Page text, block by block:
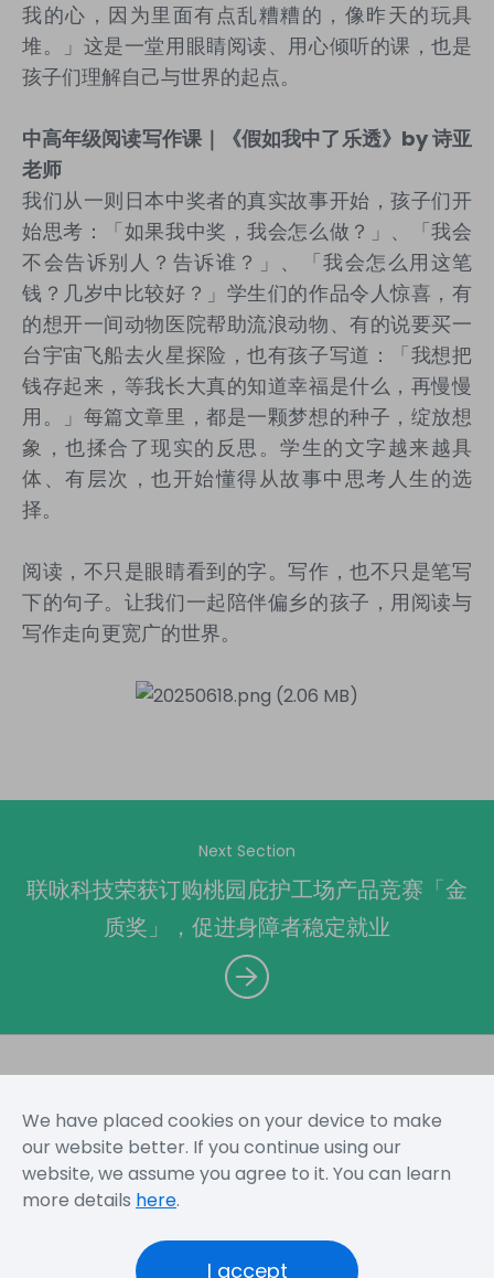
我的心，因为里面有点乱糟糟的，像昨天的玩具
堆。」这是一堂用眼睛阅读、用心倾听的课，也是
孩子们理解自己与世界的起点。
中高年级阅读写作课｜《假如我中了乐透》 by诗亚
老师
我们从一则日本中奖者的真实故事开始，孩子们开
始思考：「如果我中奖，我会怎么做？」、「我会
不会告诉别人？告诉谁？」、「我会怎么用这笔
钱？几岁中比较好？」学生们的作品令人惊喜，有
的想开一间动物医院帮助流浪动物、有的说要买一
台宇宙飞船去火星探险，也有孩子写道：「我想把
钱存起来，等我长大真的知道幸福是什么，再慢慢
用。」每篇文章里，都是一颗梦想的种子，绽放想
象，也揉合了现实的反思。学生的文字越来越具
体、有层次，也开始懂得从故事中思考人生的选
择。
阅读，不只是眼睛看到的字。写作，也不只是笔写
下的句子。让我们一起陪伴偏乡的孩子，用阅读与
写作走向更宽广的世界。
Next Section
联咏科技荣获订购桃园庇护工场产品竞赛「金
质奖」，促进身障者稳定就业
网站地图 使用规定 隐私声明
Copyright © 2026 Novatek Microelectronics Corp. All
We have placed cookies on your device to make
our website better. If you continue using our
website, we assume you agree to it. You can learn
more details here.
I accept